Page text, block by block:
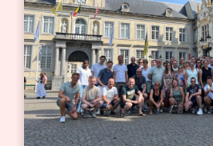
Bedrijfsjubileum